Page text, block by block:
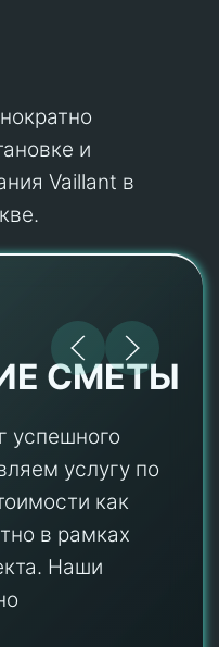
и
Vaillant в
СМЕТЫ
успешного
услугу по
как
в рамках
Наши